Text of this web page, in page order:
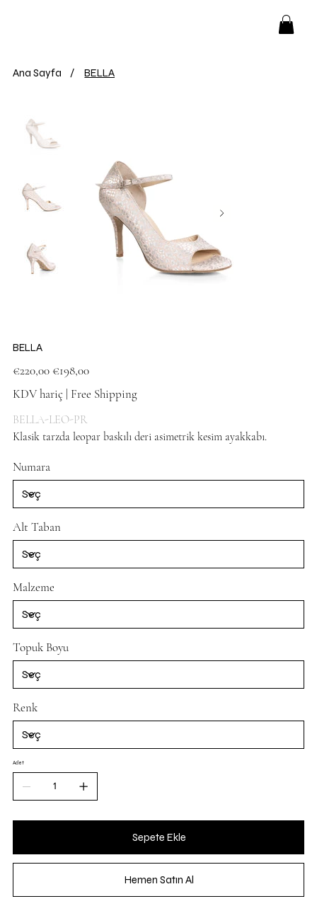
Ana Sayfa / BELLA
BELLA
fiyat
€220,00
İndirimli
fiyat
€198,00
KDV hariç | Free Shipping
BELLA-LEO-PR
Klasik tarzda leopar baskılı deri asimetrik kesim ayakkabı.
Numara
Alt Taban
Malzeme
Topuk Boyu
Renk
Adet
Sepete Ekle
Hemen Satın Al